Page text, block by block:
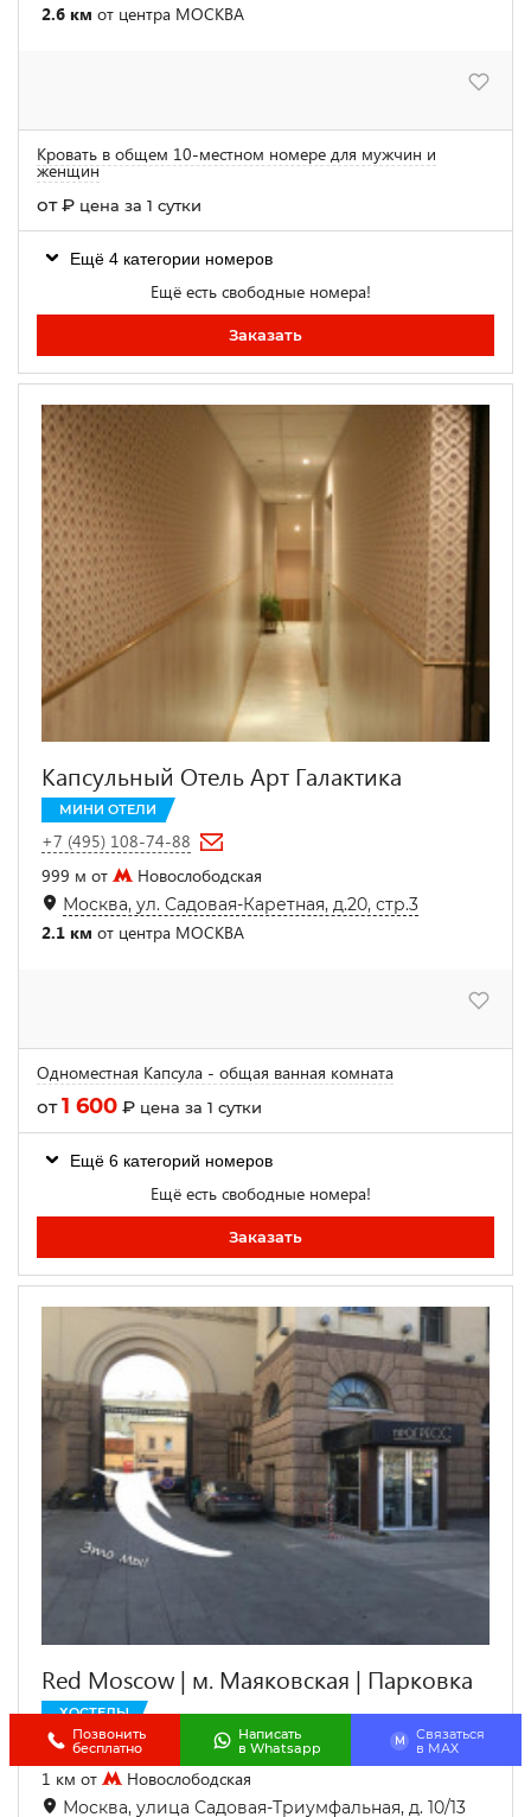
2.6 км от центра МОСКВА
Кровать в общем 10-местном номере для мужчин и
женщин
от₽ цена за 1 сутки
Ещё 4 категории номеров
Ещё есть свободные номера!
Заказать
Капсульный Отель Арт Галактика
МИНИ ОТЕЛИ
+7 (495) 108-74-88
999 м от
Новослободская
Москва, ул. Садовая-Каретная, д.20, стр.3
2.1 км от центра МОСКВА
Одноместная Капсула - общая ванная комната
от1 600 ₽ цена за 1 сутки
Ещё 6 категорий номеров
Ещё есть свободные номера!
Заказать
Red Moscow | м. Маяковская | Парковка
ХОСТЕЛЫ
+7 (495) 108-74-88
1 км от
Новослободская
Москва, улица Садовая-Триумфальная, д. 10/13
Позвонить
бесплатно
Написать
в Whatsapp
M
Связаться
в МАХ